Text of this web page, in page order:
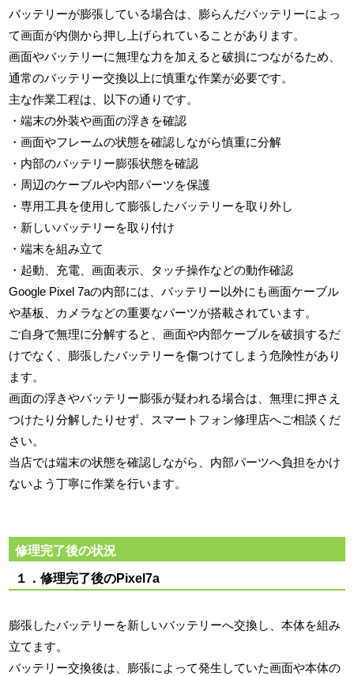
バッテリーが膨張している場合は、膨らんだバッテリーによっ
て画面が内側から押し上げられていることがあります。
画面やバッテリーに無理な力を加えると破損につながるため、
通常のバッテリー交換以上に慎重な作業が必要です。
主な作業工程は、以下の通りです。
・端末の外装や画面の浮きを確認
・画面やフレームの状態を確認しながら慎重に分解
・内部のバッテリー膨張状態を確認
・周辺のケーブルや内部パーツを保護
・専用工具を使用して膨張したバッテリーを取り外し
・新しいバッテリーを取り付け
・端末を組み立て
・起動、充電、画面表示、タッチ操作などの動作確認
Google Pixel 7aの内部には、バッテリー以外にも画面ケーブル
や基板、カメラなどの重要なパーツが搭載されています。
ご自身で無理に分解すると、画面や内部ケーブルを破損するだ
けでなく、膨張したバッテリーを傷つけてしまう危険性があり
ます。
画面の浮きやバッテリー膨張が疑われる場合は、無理に押さえ
つけたり分解したりせず、スマートフォン修理店へご相談くだ
さい。
当店では端末の状態を確認しながら、内部パーツへ負担をかけ
ないよう丁寧に作業を行います。
修理完了後の状況
１．修理完了後のPixel7a
膨張したバッテリーを新しいバッテリーへ交換し、本体を組み
立てます。
バッテリー交換後は、膨張によって発生していた画面や本体の